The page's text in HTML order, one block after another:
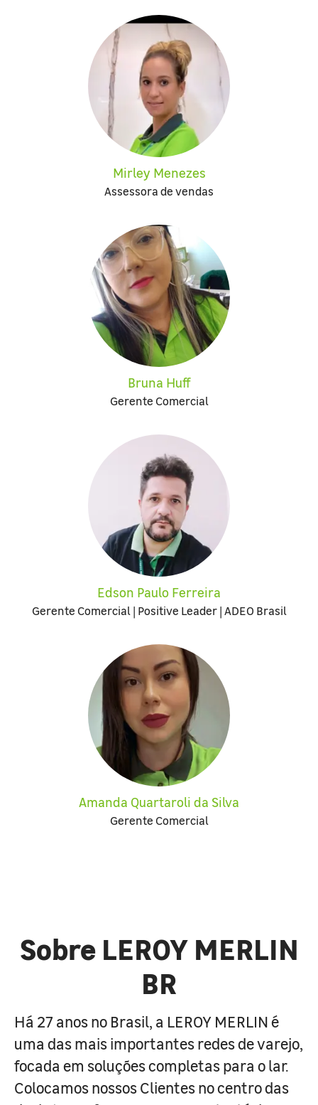
Mirley Menezes
Assessora de vendas
Bruna Huff
Gerente Comercial
Edson Paulo Ferreira
Gerente Comercial | Positive Leader | ADEO Brasil
Amanda Quartaroli da Silva
Gerente Comercial
Sobre LEROY MERLIN
BR
Há 27 anos no Brasil, a LEROY MERLIN é
uma das mais importantes redes de varejo,
focada em soluções completas para o lar.
Colocamos nossos Clientes no centro das